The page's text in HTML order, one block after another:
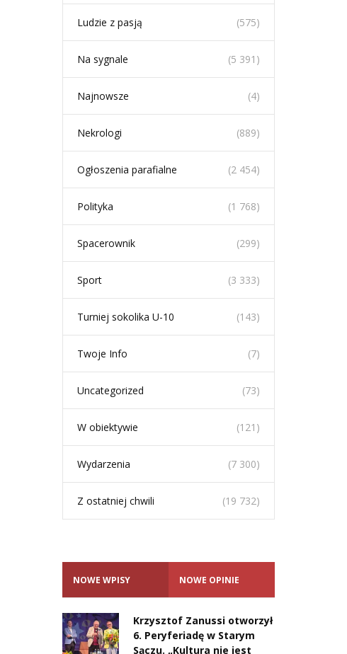
Ludzie z pasją (575)
Na sygnale (5 391)
Najnowsze (4)
Nekrologi (889)
Ogłoszenia parafialne (2 454)
Polityka (1 768)
Spacerownik (299)
Sport (3 333)
Turniej sokolika U-10 (143)
Twoje Info (7)
Uncategorized (73)
W obiektywie (121)
Wydarzenia (7 300)
Z ostatniej chwili (19 732)
NOWE WPISY NOWE OPINIE
Krzysztof Zanussi otworzył
6. Peryferiadę w Starym
Sączu. „Kultura nie jest